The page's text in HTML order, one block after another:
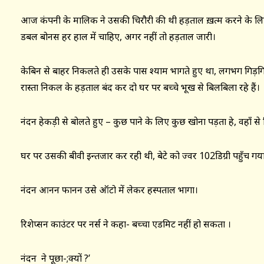
आज कंपनी के मालिक ने उसकी चिरौरी की थी हड़ताल ख़त्म करने के
डबल बोनस हर हाल में चाहिए, अगर नहीं तो हड़ताल जारी।
केबिन से बाहर निकलते ही उसके पास श्याम भागते हुए था, लगभग
रास्ता निकल के हड़ताल बंद कर दो घर पर बच्चे भूख से बिलबिला रहे हैं।
नंदन हेकड़ी से बोलते हुए – कुछ पाने के लिए कुछ खोना पड़ता हे, वहाँ से
घर पर उसकी बीवी इन्तजार कर रही थी, बेटे को ज्वर 102डिग्री पहुँच
नंदन आनन फानन उसे ऑटो में लेकर हस्पताल भागा।
रिशेप्सन काउंटर पर नर्स ने कहा- बच्चा एडमिट नहीं हो सकता ।
नंदन ने पूछा-;क्यों ?’